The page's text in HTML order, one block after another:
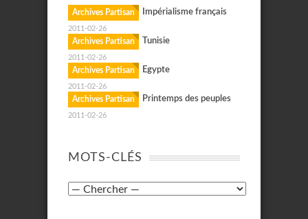
Archives Partisan Impérialisme français
2011-02-26
Archives Partisan Tunisie
2011-02-26
Archives Partisan Egypte
2011-02-26
Archives Partisan Printemps des peuples
2011-02-26
MOTS-CLÉS